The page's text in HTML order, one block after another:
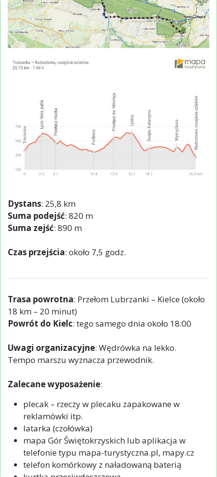
Dystans: 25,8 km
Suma podejść: 820 m
Suma zejść: 890 m
Czas przejścia: około 7,5 godz.
Trasa powrotna: Przełom Lubrzanki – Kielce (około
18 km – 20 minut)
Powrót do Kielc: tego samego dnia około 18:00
Uwagi organizacyjne: Wędrówka na lekko.
Tempo marszu wyznacza przewodnik.
Zalecane wyposażenie:
plecak – rzeczy w plecaku zapakowane w
reklamówki itp.
latarka (czołówka)
mapa Gór Świętokrzyskich lub aplikacja w
telefonie typu mapa-turystyczna.pl, mapy.cz
telefon komórkowy z naładowaną baterią